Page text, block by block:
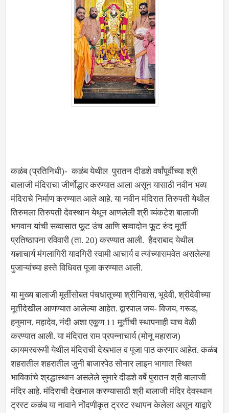
कळंब (प्रतिनिधी)- कळंब येथील पुरातन दीडशे वर्षांपूर्वीच्या श्री
बालाजी मंदिराचा जीर्णोद्धार करण्यात आला असून यासाठी नवीन भव्य
मंदिराचे निर्माण करण्यात आले आहे. या नवीन मंदिरात तिरुपती येथील
तिरुमला तिरुपती देवस्थान येथून आणलेली श्री व्यंकटेश बालाजी
भगवान यांची सव्वासात फूट उंच आणि सव्वादोन फूट रुंद मूर्ती
प्रतिष्ठापना रविवारी (ता. 20) करण्यात आली. हैदराबाद येथील
यज्ञाचार्य मंगलागिरी यादगिरी स्वामी आचार्य व त्यांच्यासमवेत असलेल्या
पुजाऱ्यांच्या हस्ते विधिवत पूजा करण्यात आली.
या मुख्य बालाजी मूर्तीसोबत पंचधातूच्या श्रीनिवास, भूदेवी, श्रीदेवीच्या
मूर्तीदेखील आणण्यात आलेल्या आहेत. द्वारपाल जय- विजय, गरूड,
हनुमान, महादेव, नंदी अशा एकूण 11 मूर्तीची स्थापनाही याच वेळी
करण्यात आली. या मंदिरात राम प्रपन्नाचार्य (मोनू महाराज)
कायमस्वरूपी येथील मंदिराची देखभाल व पूजा पाठ करणार आहेत. कळंब
शहरातील शहरातील जुनी बाजारपेठ सोनार लाइन भागात स्थित
भाविकांचे श्रद्धास्थान असलेले सुमारे दीडशे वर्षे पुरातन श्री बालाजी
मंदिर आहे. मंदिराची देखभाल करण्यासाठी श्री बालाजी मंदिर देवस्थान
ट्रस्ट कळंब या नावाने नोंदणीकृत ट्रस्ट स्थापन केलेला असून याद्वारे